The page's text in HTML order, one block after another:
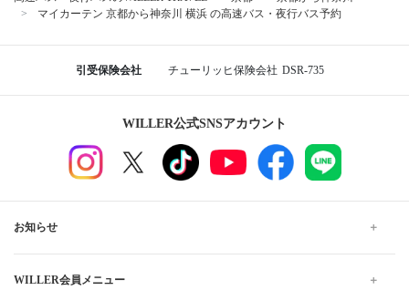
マイカーテン 京都から神奈川 横浜 の高速バス・夜行バス予約
引受保険会社 チューリッヒ保険会社 DSR-735
WILLER公式SNSアカウント
お知らせ
WILLER会員メニュー